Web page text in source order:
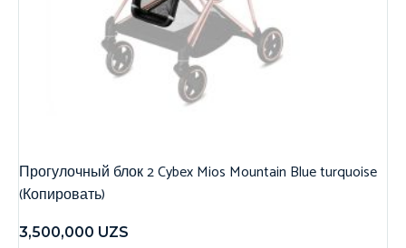
Прогулочный блок 2 Cybex Mios Mountain Blue turquoise
(Копировать)
3,500,000 UZS